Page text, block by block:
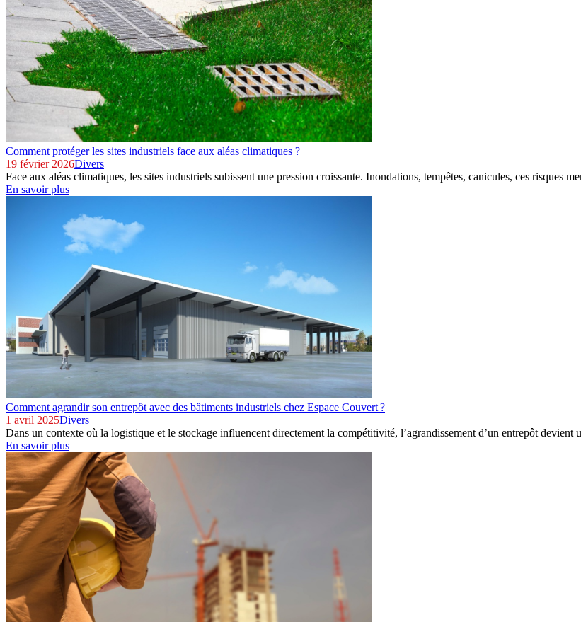
Comment protéger les sites industriels face aux aléas climatiques ?
19 février 2026Divers
Face aux aléas climatiques, les sites industriels subissent une pression croissante. Inondations, tempêtes, canicules, ces risques
En savoir plus
Comment agrandir son entrepôt avec des bâtiments industriels chez Espace Couvert ?
1 avril 2025Divers
Dans un contexte où la logistique et le stockage influencent directement la compétitivité, l’agrandissement d’un entrepôt devient
En savoir plus